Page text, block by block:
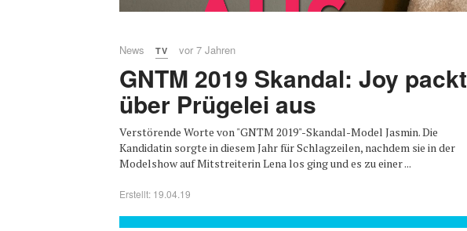
News TV vor 7 Jahren
GNTM 2019 Skandal: Joy packt
über Prügelei aus
Verstörende Worte von "GNTM 2019"-Skandal-Model Jasmin. Die
Kandidatin sorgte in diesem Jahr für Schlagzeilen, nachdem sie in der
Modelshow auf Mitstreiterin Lena los ging und es zu einer ...
Erstellt: 19.04.19